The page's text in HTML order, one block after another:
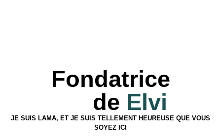
Fondatrice
de Elvi
JE SUIS LAMA, ET JE SUIS TELLEMENT HEUREUSE QUE VOUS
SOYEZ ICI